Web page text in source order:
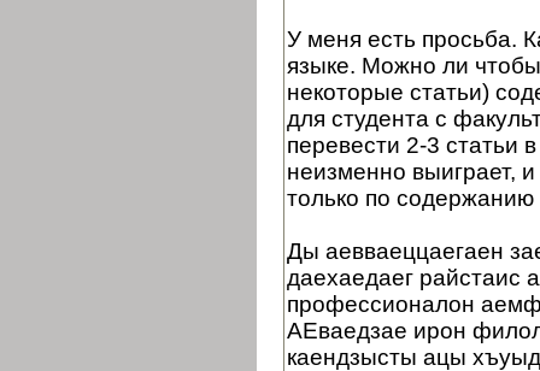
У меня есть просьба.
языке. Можно ли
некоторые статьи)
для студента с
перевести 2-3 статьи
неизменно выиграет,
только по
Ды аевваеццаегаен
даехаедаег райстаис
профессионалон
АЕваедзае ирон
каендзысты ацы